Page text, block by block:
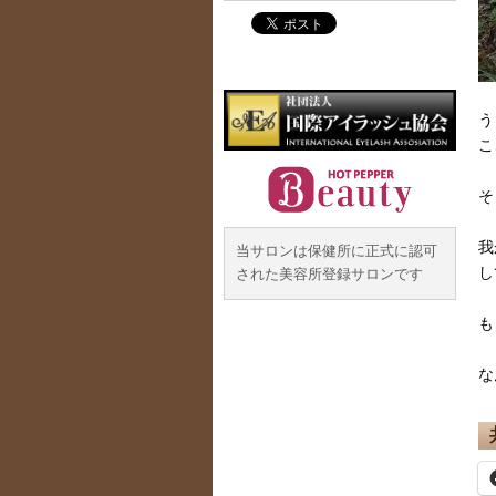
当サロンは保健所に正式に認可
された美容所登録サロンです